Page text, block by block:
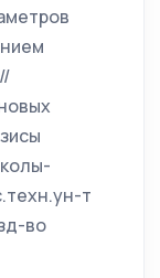
т
во